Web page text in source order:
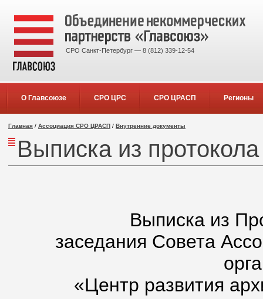
СРО Санкт-Петербург — 8 (812) 339-12-54
О Главсоюзе СРО ЦРС СРО ЦРАСП Регионы
Главная / Ассоциация СРО ЦРАСП / Внутренние документы
Выписка из протокола
Выписка из
заседания Совета
«Центр развития